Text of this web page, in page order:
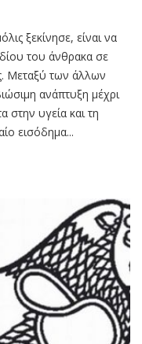
ξεκίνησε, είναι να
του άνθρακα σε
Μεταξύ των άλλων
ανάπτυξη μέχρι
στην υγεία και τη
εισόδημα...